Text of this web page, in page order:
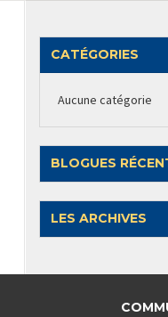
CATÉGORIES
Aucune catégorie
BLOGUES
LES ARCHIVES